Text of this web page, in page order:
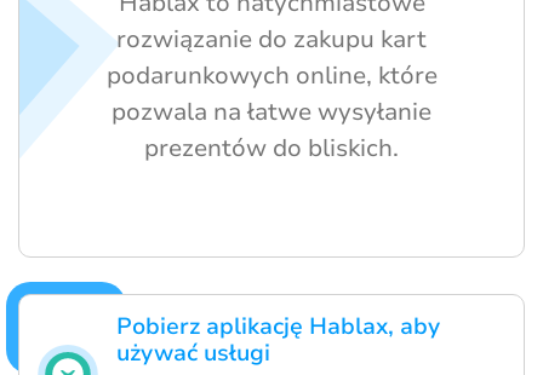
Pobierz aplikację Hablax, aby
używać usługi
rozwiązanie do zakupu kart
podarunkowych online, które
pozwala na łatwe wysyłanie
prezentów do bliskich.